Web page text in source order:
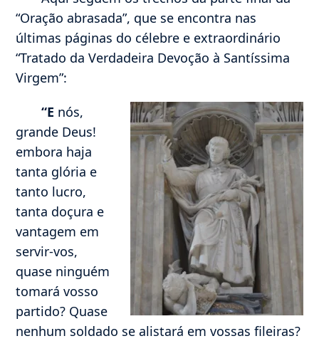
“Oração abrasada”, que se encontra nas
últimas páginas do célebre e extraordinário
“Tratado da Verdadeira Devoção à Santíssima
Virgem”:
“E nós,
grande Deus!
embora haja
tanta glória e
tanto lucro,
tanta doçura e
vantagem em
servir-vos,
quase ninguém
tomará vosso
partido? Quase
nenhum soldado se alistará em vossas fileiras?